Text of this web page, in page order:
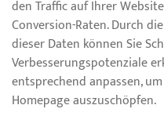
den Traffic auf Ihrer
Conversion-Raten. Durch
dieser Daten können Sie
Verbesserungspotenziale
entsprechend anpassen,
Homepage auszuschöpfen.